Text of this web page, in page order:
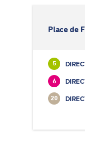
Place de
5
6
20